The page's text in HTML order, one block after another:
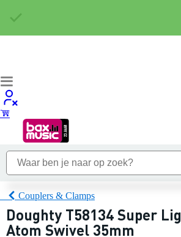
Couplers & Clamps
Doughty T58134 Super
Atom Swivel 35mm